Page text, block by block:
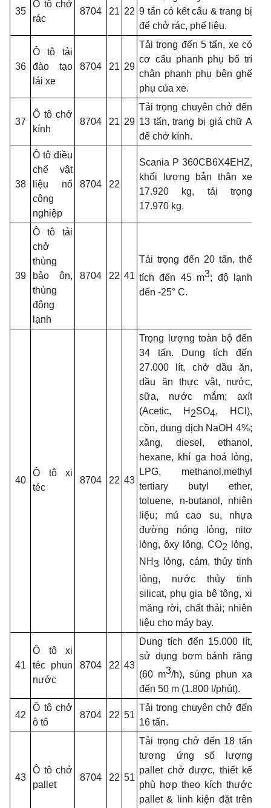
35
Ô tô chở
rác
8704 21 22 9 tấn có kết cấu & trang bị
để chở rác, phế liệu.
36
Ô tô tải
đào tạo
lái xe
8704 21 29
Tải trọng đến 5 tấn, xe có
cơ cấu phanh phụ bố trí
chân phanh phụ bên ghế
phụ của xe.
37
Ô tô chở
kính
8704 21 29
Tải trọng chuyên chở đến
13 tấn, trang bị giá chữ A
để chở kính.
38
Ô tô điều
chế vật
liệu nổ
công
nghiệp
8704 22
Scania P 360CB6X4EHZ,
khối lượng bản thân xe
17.920 kg, tải trọng
17.970 kg.
39
Ô tô tải
chở
thùng
bảo ôn,
thùng
đông
lạnh
8704 22 41
Tải trọng đến 20 tấn, thể
tích đến 45 m3; độ lạnh
đến -25° C.
40
Ô tô xi
téc
8704 22 43
Trọng lượng toàn bộ đến
34 tấn. Dung tích đến
27.000 lít, chở dầu ăn,
dầu ăn thực vật, nước,
sữa, nước mắm; axít
(Acetic,
H 2SO4, HCl),
cồn, dung dịch NaOH 4%;
xăng, diesel, ethanol,
hexane, khí ga hoá lỏng,
LPG, methanol,methyl
tertiary butyl ether,
toluene, n-butanol, nhiên
liệu; mủ cao su, nhựa
đường nóng lỏng, nitơ
lỏng, ôxy lỏng, CO2 lỏng,
NH3 lỏng, cám, thủy tinh
lỏng, nước thủy tinh
silicat, phụ gia bê tông, xi
măng rời, chất thải; nhiên
liệu cho máy bay.
41
Ô tô xi
téc phun
nước
8704 22 43
Dung tích đến 15.000 lít,
sử dụng bơm bánh răng
(60 m3/h), súng phun xa
đến 50 m (1.800 l/phút).
42
Ô tô chở
ô tô
8704 22 51
Tải trọng chuyên chở đến
16 tấn.
43
Ô tô chở
pallet
8704 22 51
Tải trọng chở đến 18 tấn
tương ứng số lượng
pallet chở được, thiết kế
phù hợp theo kích thước
pallet& linh kiện đặt trên